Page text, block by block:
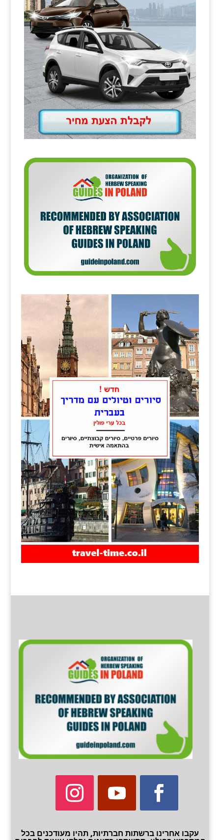
עקבו אחרינו ברשתות חברתיות, תהיו מעודכנים בכל